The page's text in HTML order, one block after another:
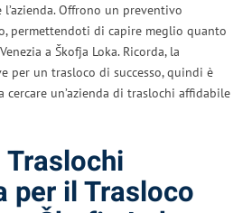
Offrono un preventivo
permettendoti di capire meglio quanto
a Škofja Loka. Ricorda, la
per un trasloco di successo, quindi è
cercare un’azienda di traslochi affidabile
per il Trasloco